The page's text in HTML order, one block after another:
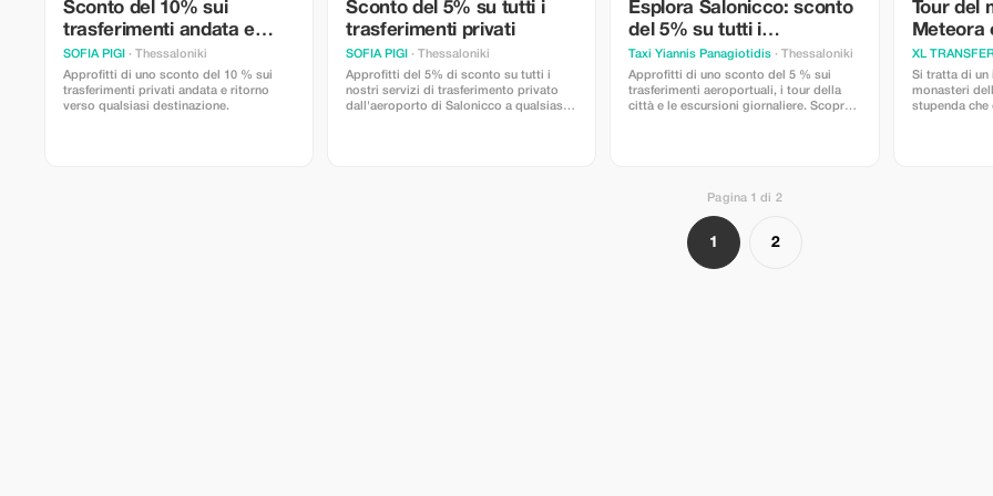
Socrate
su temi
Perlustrando
immediata
del Milite
Parlamento.
Evzoni, sono
Sconto del 10% sui
trasferimenti andata e
ritorno
SOFIA PIGI
· Thessaloniki
Approfitti di uno sconto del 10 % sui
trasferimenti privati andata e ritorno
verso qualsiasi destinazione.
Sconto del 5% su tutti i
trasferimenti privati
SOFIA PIGI
· Thessaloniki
Approfitti del 5% di sconto su tutti i
nostri servizi di trasferimento privato
dall'aeroporto di Salonicco a qualsiasi
Esplora Salonicco: sconto
del 5% su tutti i
trasferimenti
Taxi Yiannis Panagiotidis · Thessaloniki
Approfitti di uno sconto del 5 % sui
trasferimenti aeroportuali, i tour della
città e le escursioni giornaliere. Scopra
Tour del
Meteora
XL
Si tratta di un
monasteri
stupenda che dura complessivamente
Pagina 1 di 2
1 2